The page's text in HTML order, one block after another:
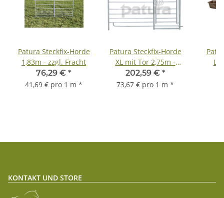
Patura Steckfix-Horde
1,83m - zzgl. Fracht
76,29 € *
41,69 € pro 1 m *
Patura Steckfix-Horde
XL mit Tor 2,75m -
zzgl. Fracht
202,59 € *
73,67 € pro 1 m *
KONTAKT UND STORE